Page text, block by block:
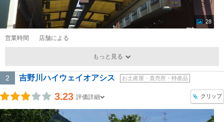
28
営業時間 店舗による
もっと見る
2 吉野川ハイウェイオアシス お土産屋・直売所・特産品
3.23 評価詳細 クリップ